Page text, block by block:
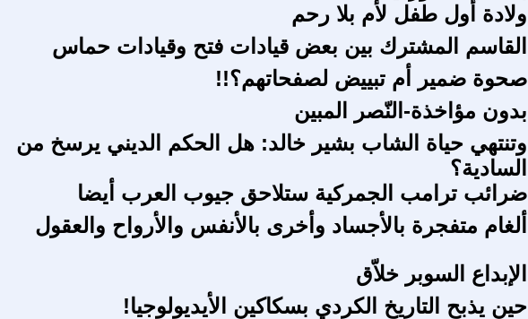
ولادة أول طفل لأم بلا رحم
القاسم المشترك بين بعض قيادات فتح وقيادات حماس
صحوة ضمير أم تبييض لصفحاتهم؟!!
بدون مؤاخذة-النّصر المبين
وتنتهي حياة الشاب بشير خالد: هل الحكم الديني يرسخ من
السادية؟
ضرائب ترامب الجمركية ستلاحق جيوب العرب أيضا
ألغام متفجرة بالأجساد وأخرى بالأنفس والأرواح والعقول
الإبداع السوبر خلاّق
حين يذبح التاريخ الكردي بسكاكين الأيديولوجيا!